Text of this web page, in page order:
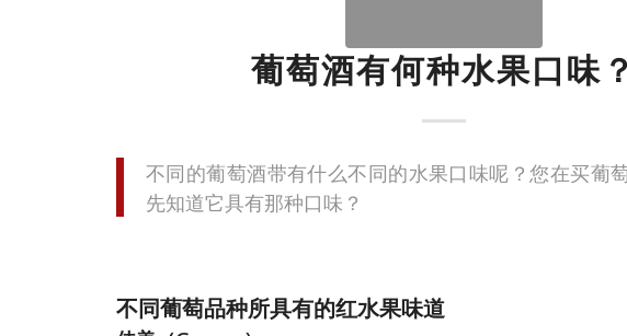
葡萄酒有何种水果口味？
不同的葡萄酒带有什么不同的水果口味呢？您在买葡
先知道它具有那种口味？
不同葡萄品种所具有的红水果味道